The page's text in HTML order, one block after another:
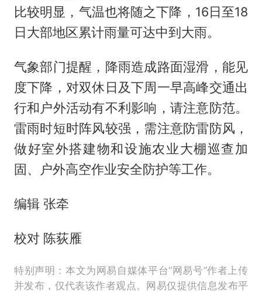
比较明显，气温也将随之下降，16日至18
日大部地区累计雨量可达中到大雨。
气象部门提醒，降雨造成路面湿滑，能见
度下降，对双休日及下周一早高峰交通出
行和户外活动有不利影响，请注意防范。
雷雨时短时阵风较强，需注意防雷防风，
做好室外搭建物和设施农业大棚巡查加
固、户外高空作业安全防护等工作。
编辑 张牵
校对 陈荻雁
特别声明：本文为网易自媒体平台“网易号”作者上传
并发布，仅代表该作者观点。网易仅提供信息发布平